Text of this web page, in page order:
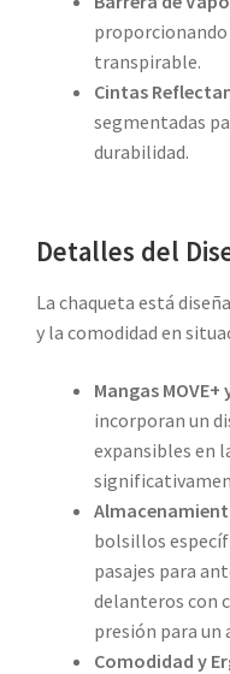
transpirable.
Cintas
segmentadas
durabilidad.
Detalles del
La chaqueta está
y la comodidad en
Mangas
incorporan un
expansibles en
bolsillos
pasajes para
delanteros con
presión para un
Comodidad y